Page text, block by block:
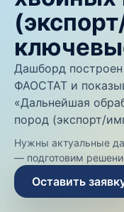
Дашборд
ФАОСТАТ и
«Дальнейшая
пород (экспорт/
Нужны актуальные
— подготовим
Оставить